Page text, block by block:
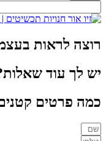
רוצה לראות
יש לך עוד
כמה פרטים קטנים